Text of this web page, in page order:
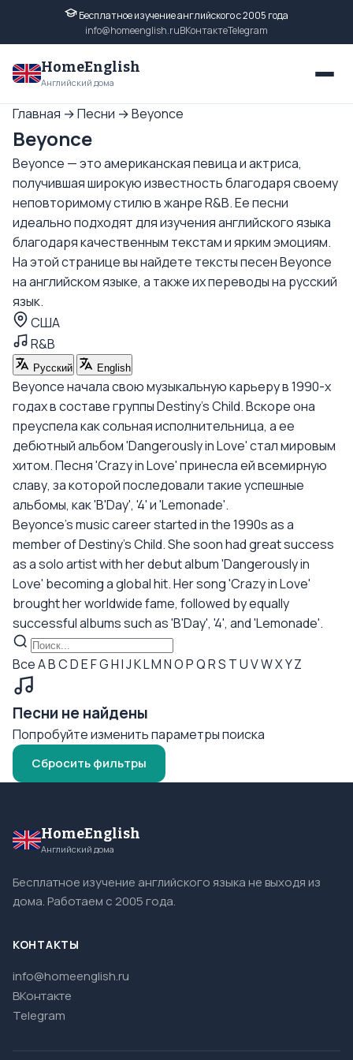
Бесплатное изучение английского с 2005 года
info@homeenglish.ruВКонтактеTelegram
HomeEnglish
Английский дома
Главная →Песни →Beyonce
Beyonce
Beyonce — это американская певица и актриса,
получившая широкую известность благодаря своему
неповторимому стилю в жанре R&B. Ее песни
идеально подходят для изучения английского языка
благодаря качественным текстам и ярким эмоциям.
На этой странице вы найдете тексты песен Beyonce
на английском языке, а также их переводы на русский
язык.
США
R&B
Русский English
Beyonce начала свою музыкальную карьеру в 1990-х
годах в составе группы Destiny's Child. Вскоре она
преуспела как сольная исполнительница, а ее
дебютный альбом 'Dangerously in Love' стал мировым
хитом. Песня 'Crazy in Love' принесла ей всемирную
славу, за которой последовали такие успешные
альбомы, как 'B'Day', '4' и 'Lemonade'.
Beyonce's music career started in the 1990s as a
member of Destiny's Child. She soon had great success
as a solo artist with her debut album 'Dangerously in
Love' becoming a global hit. Her song 'Crazy in Love'
brought her worldwide fame, followed by equally
successful albums such as 'B'Day', '4', and 'Lemonade'.
ВсеABCDEFGHIJKLMNOPQRS TUVWXYZ
Песни не найдены
Попробуйте изменить параметры поиска
Сбросить фильтры
HomeEnglish
Английский дома
Бесплатное изучение английского языка не выходя из
дома. Работаем с 2005 года.
КОНТАКТЫ
info@homeenglish.ru
ВКонтакте
Telegram